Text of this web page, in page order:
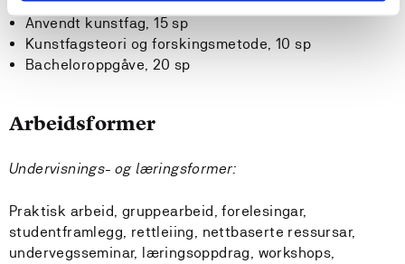
Anvendt kunstfag, 15 sp
Kunstfagsteori og forskingsmetode, 10 sp
Bacheloroppgåve, 20 sp
Arbeidsformer
Undervisnings- og læringsformer:
Praktisk arbeid, gruppearbeid, forelesingar,
studentframlegg, rettleiing, nettbaserte ressursar,
undervegsseminar, læringsoppdrag, workshops,